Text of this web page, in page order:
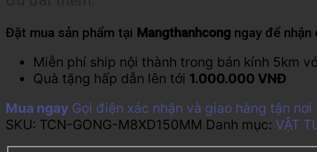
Đặt mua sản phẩm tại Mangthanhcong ngay để
Miễn phí ship nội thành trong bán kính 5km
Quà tặng hấp dẫn lên tới 1.000.000 VNĐ
Mua ngay Gọi điện xác nhận và giao hàng tận nơi
SKU: TCN-GONG-M8XD150MM Danh mục: VẬT